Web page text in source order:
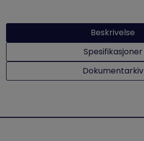
Beskrivelse
Spesifikasjoner
Dokumentarkiv